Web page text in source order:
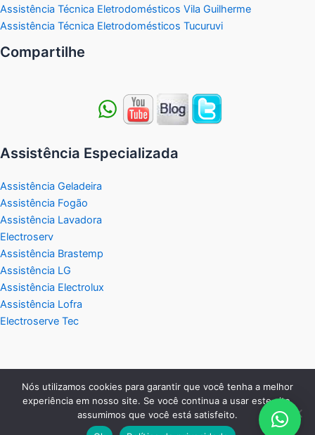
Assistência Técnica Eletrodomésticos Vila Guilherme
Assistência Técnica Eletrodomésticos Tucuruvi
Compartilhe
Assistência Especializada
Assistência Geladeira
Assistência Fogão
Assistência Lavadora
Electroserv
Assistência Brastemp
Assistência LG
Assistência Electrolux
Assistência Lofra
Electroserve Tec
Copyright © 2026 Electroserve Assistência Técnica
Eletrodomésticos
Nós utilizamos cookies para garantir que você tenha a melhor
experiência em nosso site. Se você continua a usar este site,
assumimos que você está satisfeito.